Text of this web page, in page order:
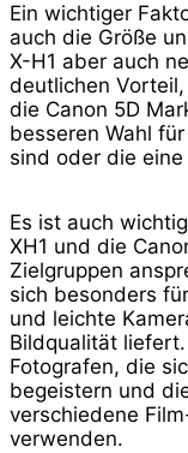
Ein wichtiger
auch die Größe
X-H1 aber auch
deutlichen
die Canon 5D
besseren Wahl
sind oder die
Es ist auch
XH1 und die
Zielgruppen
sich besonders
und leichte
Bildqualität
Fotografen, die
begeistern und
verschiedene
verwenden.